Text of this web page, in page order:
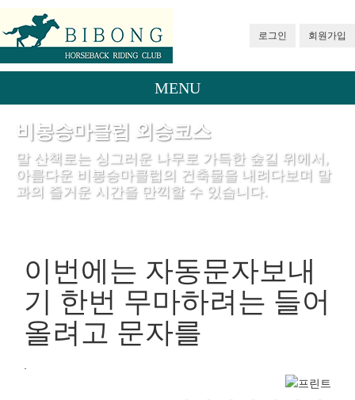
로그인 회원가입
MENU
비봉승마클럽 외승코스
말 산책로는 싱그러운 나무로 가득한 숲길 위에서,
아름다운 비봉승마클럽의 건축물을 내려다보며 말
과의 즐거운 시간을 만끽할 수 있습니다.
이번에는 자동문자보내
기 한번 무마하려는 들어
올려고 문자를